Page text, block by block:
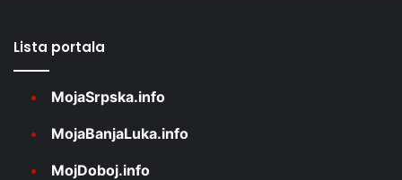
Lista portala
MojaSrpska.info
MojaBanjaLuka.info
MojDoboj.info